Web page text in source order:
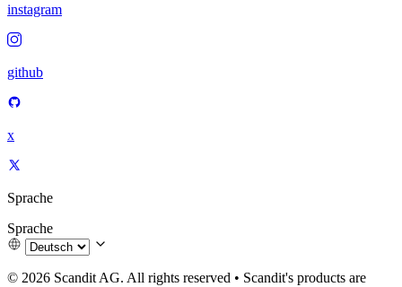
instagram
github
x
Sprache
Sprache
© 2026 Scandit AG. All rights reserved • Scandit's products are